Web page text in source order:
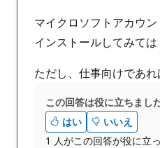
マイクロソフトアカウ
インストールしてみては
ただし、仕事向けであれ
この回答は役に立ちまし
はい
いいえ
1 人がこの回答が役に立